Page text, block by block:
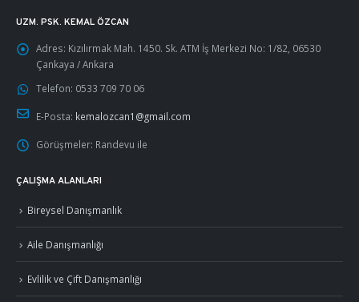
UZM. PSK. KEMAL ÖZCAN
Adres: Kızılırmak Mah. 1450. Sk. ATM İş Merkezi No: 1/82, 06530
Çankaya / Ankara
Telefon: 0533 709 70 06
E-Posta: kemalozcan1@gmail.com
Görüşmeler: Randevu ile
ÇALIŞMA ALANLARI
Bireysel Danışmanlık
Aile Danışmanlığı
Evlilik ve Çift Danışmanlığı